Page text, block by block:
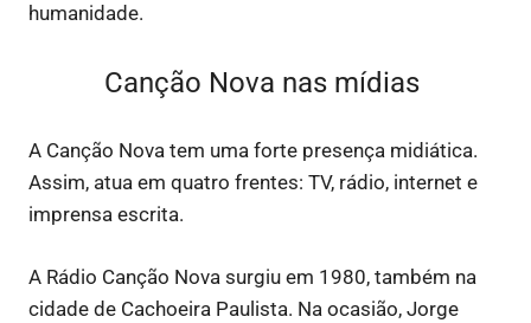
humanidade.
Canção Nova nas mídias
A Canção Nova tem uma forte presença midiática.
Assim, atua em quatro frentes: TV, rádio, internet e
imprensa escrita.
A Rádio Canção Nova surgiu em 1980, também na
cidade de Cachoeira Paulista. Na ocasião, Jorge